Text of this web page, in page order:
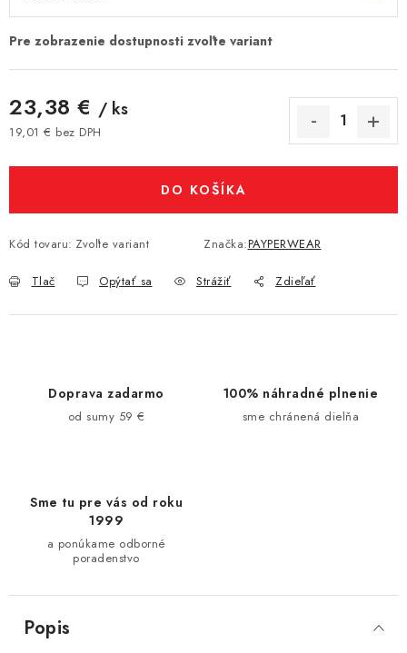
23,38 € / ks
19,01 € bez DPH
DO KOŠÍKA
Kód tovaru: Zvoľte variant Značka:PAYPERWEAR
Tlač Opýtať sa Strážiť Zdieľať
Doprava zadarmo
od sumy 59 €
100% náhradné plnenie
sme chránená dielňa
Sme tu pre vás od roku
1999
a ponúkame odborné
poradenstvo
Popis